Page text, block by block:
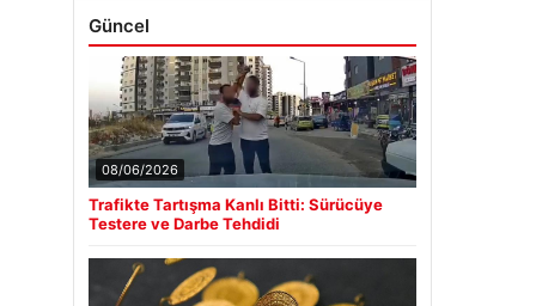
Güncel
08/06/2026
Trafikte Tartışma Kanlı Bitti: Sürücüye
Testere ve Darbe Tehdidi